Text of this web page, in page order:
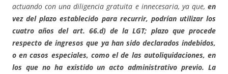
actuando con una diligencia gratuita e innecesaria, ya que, en
vez del plazo establecido para recurrir, podrían utilizar los
cuatro años del art. 66.d) de la LGT; plazo que procede
respecto de ingresos que ya han sido declarados indebidos,
o en casos especiales, como el de las autoliquidaciones, en
los que no ha existido un acto administrativo previo. La